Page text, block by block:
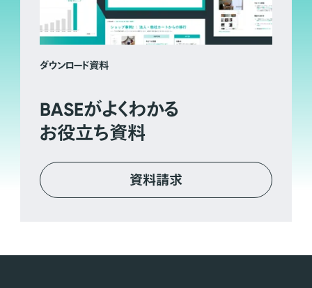
ダウンロード資料
BASEがよくわかる
お役立ち資料
資料請求